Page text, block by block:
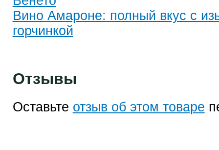
Вино Амароне: полный вкус с
горчинкой
Отзывы
Оставьте отзыв об этом товаре